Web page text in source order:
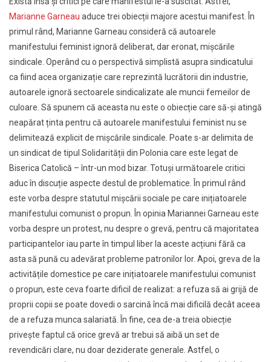
Marianne Garneau aduce trei obiecții majore acestui manifest. În
primul rând, Marianne Garneau consideră că autoarele
manifestului feminist ignoră deliberat, dar eronat, mișcările
sindicale. Operând cu o perspectivă simplistă asupra sindicatului
ca fiind acea organizație care reprezintă lucrătorii din industrie,
autoarele ignoră sectoarele sindicalizate ale muncii femeilor de
culoare. Să spunem că aceasta nu este o obiecție care să-și atingă
neapărat ținta pentru că autoarele manifestului feminist nu se
delimitează explicit de mișcările sindicale. Poate s-ar delimita de
un sindicat de tipul Solidarității din Polonia care este legat de
Biserica Catolică – într-un mod bizar. Totuși următoarele critici
aduc în discuție aspecte destul de problematice. În primul rând
este vorba despre statutul mișcării sociale pe care inițiatoarele
manifestului comunist o propun. În opinia Mariannei Garneau este
vorba despre un protest, nu despre o grevă, pentru că majoritatea
participantelor iau parte în timpul liber la aceste acțiuni fără ca
asta să pună cu adevărat probleme patronilor lor. Apoi, greva de la
activitățile domestice pe care inițiatoarele manifestului comunist
o propun, este ceva foarte dificil de realizat: a refuza să ai grijă de
proprii copii se poate dovedi o sarcină încă mai dificilă decât aceea
de a refuza munca salariată. În fine, cea de-a treia obiecție
privește faptul că orice grevă ar trebui să aibă un set de
revendicări clare, nu doar deziderate generale. Astfel, o